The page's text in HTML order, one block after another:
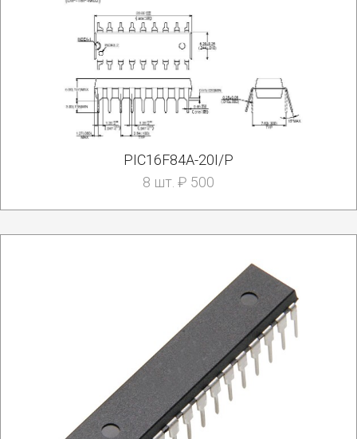
PIC16F84A-20I/P
8 шт. ₽ 500